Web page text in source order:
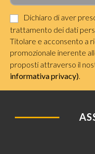
Dichiaro di aver
trattamento dei dati
Titolare e acconsento a
promozionale inerente
proposti attraverso il
informativa privacy)